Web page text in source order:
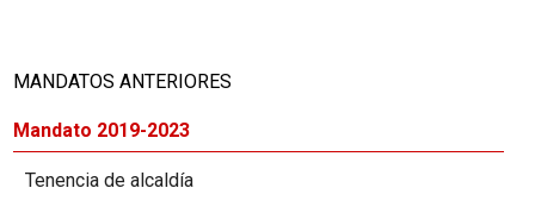
MANDATOS ANTERIORES
Mandato 2019-2023
Tenencia de alcaldía